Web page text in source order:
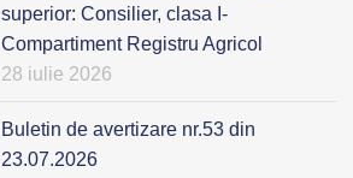
superior: Consilier, clasa I-
Compartiment Registru Agricol
28 iulie 2026
Buletin de avertizare nr.53 din
23.07.2026